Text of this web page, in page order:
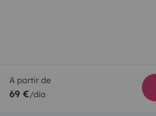
A partir de
69 €/día